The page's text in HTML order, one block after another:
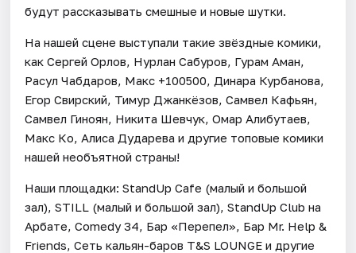
будут рассказывать смешные и новые шутки.
На нашей сцене выступали такие звёздные комики,
как Сергей Орлов, Нурлан Сабуров, Гурам Аман,
Расул Чабдаров, Макс +100500, Динара Курбанова,
Егор Свирский, Тимур Джанкёзов, Самвел Кафьян,
Самвел Гиноян, Никита Шевчук, Омар Алибутаев,
Макс Ко, Алиса Дударева и другие топовые комики
нашей необъятной страны!
Наши площадки: StandUp Cafe (малый и большой
зал), STILL (малый и большой зал), StandUp Club на
Арбате, Comedy 34, Бар «Перепел», Бар Mr. Help &
Friends, Сеть кальян-баров T&S LOUNGE и другие